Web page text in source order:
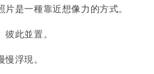
加入購物車
是一種靠近想像力的方式。
此並置。
浮現。